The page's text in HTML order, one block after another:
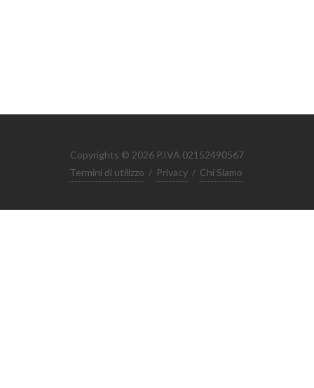
Copyrights © 2026 P.IVA 02152490567
Termini di utilizzo / Privacy / Chi Siamo